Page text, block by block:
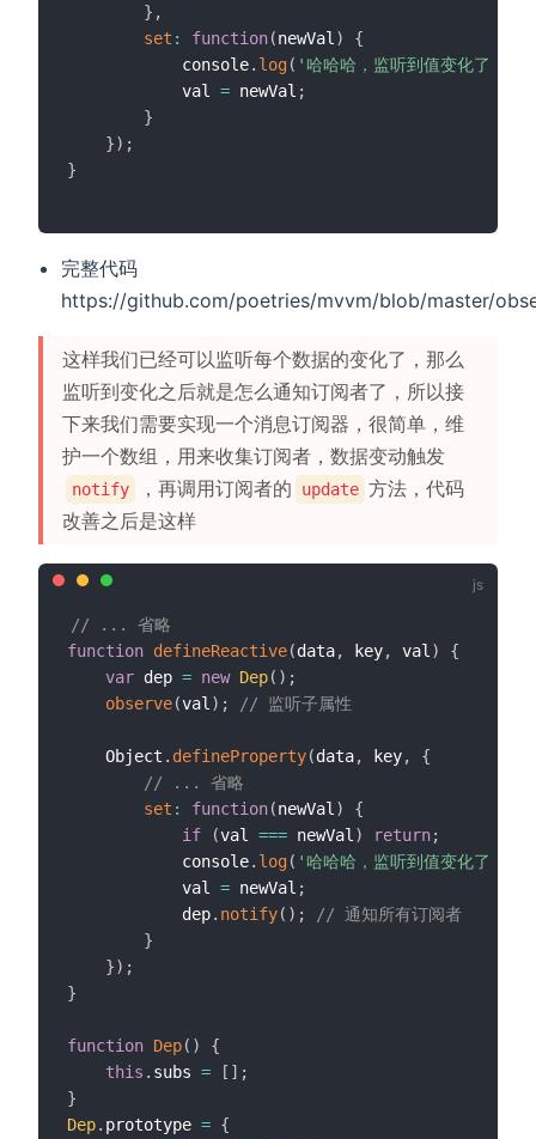
} ,
set : function(newVal )
{
            console
. log( '哈哈哈，监听到值变化了 '
            val
= newVal ;
}
}) ;
}
完整代码
https://github.com/poetries/mvvm/blob/master/
这样我们已经可以监听每个数据的变化了，那么
监听到变化之后就是怎么通知订阅者了，所以接
下来我们需要实现一个消息订阅器，很简单，维
护一个数组，用来收集订阅者，数据变动触发
notify ，再调用订阅者的 update 方法，代码
改善之后是这样
// ... 省略
function defineReactive(data, key, val )
{
var dep = new Dep( ) ;
observe(val ) ; // 监听子属性
    Object
. defineProperty(data, key,
{
// ... 省略
set : function(newVal )
{
if
(val === newVal ) return;
            console
. log( '哈哈哈，监听到值变化了 '
            val
= newVal ;
            dep
. notify( ) ;
// 通知所有订阅者
}
}) ;
}
function Dep( )
{
this . subs = [ ] ;
}
Dep. prototype = {